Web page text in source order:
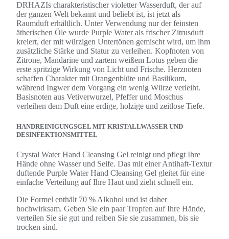
DRHAZIs charakteristischer violetter Wasserduft, der auf
der ganzen Welt bekannt und beliebt ist, ist jetzt als
Raumduft erhältlich. Unter Verwendung nur der feinsten
ätherischen Öle wurde Purple Water als frischer Zitrusduft
kreiert, der mit würzigen Untertönen gemischt wird, um ihm
zusätzliche Stärke und Statur zu verleihen. Kopfnoten von
Zitrone, Mandarine und zartem weißem Lotus geben die
erste spritzige Wirkung von Licht und Frische. Herznoten
schaffen Charakter mit Orangenblüte und Basilikum,
während Ingwer dem Vorgang ein wenig Würze verleiht.
Basisnoten aus Vetiverwurzel, Pfeffer und Moschus
verleihen dem Duft eine erdige, holzige und zeitlose Tiefe.
HANDREINIGUNGSGEL MIT KRISTALLWASSER UND
DESINFEKTIONSMITTEL
Crystal Water Hand Cleansing Gel reinigt und pflegt Ihre
Hände ohne Wasser und Seife. Das mit einer Antihaft-Textur
duftende Purple Water Hand Cleansing Gel gleitet für eine
einfache Verteilung auf Ihre Haut und zieht schnell ein.
Die Formel enthält 70 % Alkohol und ist daher
hochwirksam. Geben Sie ein paar Tropfen auf Ihre Hände,
verteilen Sie sie gut und reiben Sie sie zusammen, bis sie
trocken sind.